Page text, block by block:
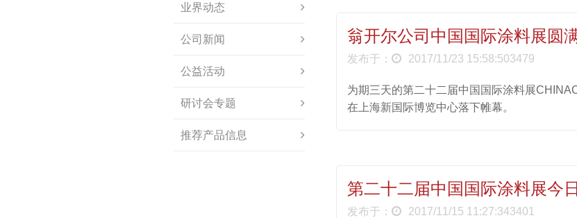
业界动态
公司新闻
公益活动
研讨会专题
推荐产品信息
翁开尔公司中国国际涂料展圆
发布于： 2017/11/23 15:58:503479
为期三天的第二十二届中国国际涂料展
在上海新国际博览中心落下帷幕。
第二十二届中国国际涂料展今
发布于： 2017/11/15 11:27:343401